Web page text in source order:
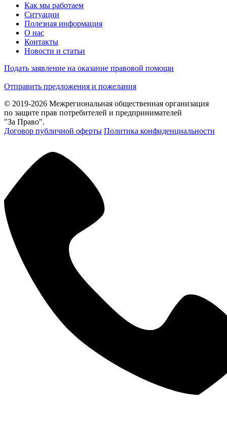
Как мы работаем
Ситуации
Полезная информация
О нас
Контакты
Новости и статьи
Подать заявление на оказание правовой помощи
Отправить предложения и пожелания
© 2019-2026 Межрегиональная общественная организация
по защите прав потребителей и предпринимателей
"За Право".
Договор публичной оферты Политика конфиденциальности